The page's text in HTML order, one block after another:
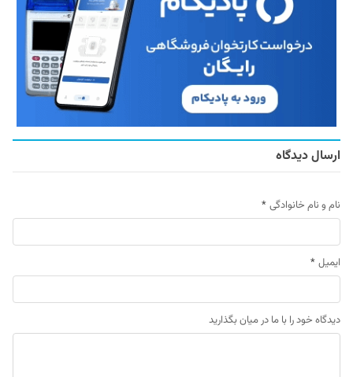
ارسال دیدگاه
نام و نام خانوادگی *
ایمیل *
دیدگاه خود را با ما در میان بگذارید